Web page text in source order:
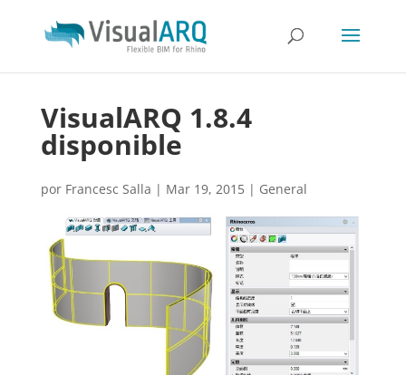
VisualARQ 1.8.4
disponible
por Francesc Salla | Mar 19, 2015| General